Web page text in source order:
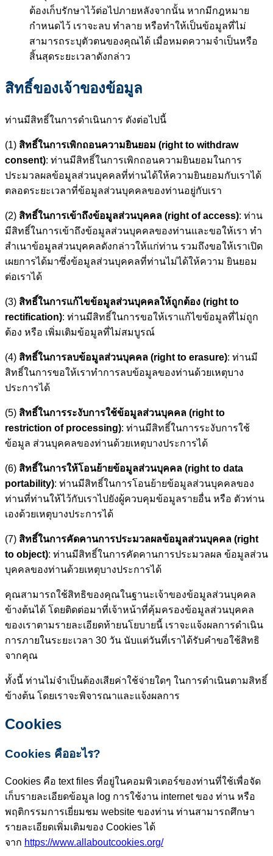
ต้องเก็บรักษาไว้ต่อไปภายหลังจากนั้น หากมีกฎหมาย
กำหนดไว้ เราจะลบ ทำลาย หรือทำให้เป็นข้อมูลที่ไม่
สามารถระบุตัวตนของคุณได้ เมื่อหมดความจำเป็นหรือ
สิ้นสุดระยะเวลาดังกล่าว
สิทธิ์ของเจ้าของข้อมูล
ท่านมีสิทธิ์ในการดำเนินการ ดังต่อไปนี้
(1) สิทธิ์ในการเพิกถอนความยินยอม (right to withdraw
consent): ท่านมีสิทธิ์ในการเพิกถอนความยินยอมในการ
ประมวลผลข้อมูลส่วนบุคคลที่ท่านได้ให้ความยินยอมกับเราได้
ตลอดระยะเวลาที่ข้อมูลส่วนบุคคลของท่านอยู่กับเรา
(2) สิทธิ์ในการเข้าถึงข้อมูลส่วนบุคคล (right of access): ท่าน
มีสิทธิ์ในการเข้าถึงข้อมูลส่วนบุคคลของท่านและขอให้เรา ทำ
สำเนาข้อมูลส่วนบุคคลดังกล่าวให้แก่ท่าน รวมถึงขอให้เราเปิด
เผยการได้มาซึ่งข้อมูลส่วนบุคคลที่ท่านไม่ได้ให้ความ ยินยอม
ต่อเราได้
(3) สิทธิ์ในการแก้ไขข้อมูลส่วนบุคคลให้ถูกต้อง (right to
rectification): ท่านมีสิทธิ์ในการขอให้เราแก้ไขข้อมูลที่ไม่ถูก
ต้อง หรือ เพิ่มเติมข้อมูลที่ไม่สมบูรณ์
(4) สิทธิ์ในการลบข้อมูลส่วนบุคคล (right to erasure): ท่านมี
สิทธิ์ในการขอให้เราทำการลบข้อมูลของท่านด้วยเหตุบาง
ประการได้
(5) สิทธิ์ในการระงับการใช้ข้อมูลส่วนบุคคล (right to
restriction of processing): ท่านมีสิทธิ์ในการระงับการใช้
ข้อมูล ส่วนบุคคลของท่านด้วยเหตุบางประการได้
(6) สิทธิ์ในการให้โอนย้ายข้อมูลส่วนบุคคล (right to data
portability): ท่านมีสิทธิ์ในการโอนย้ายข้อมูลส่วนบุคคลของ
ท่านที่ท่านให้ไว้กับเราไปยังผู้ควบคุมข้อมูลรายอื่น หรือ ตัวท่าน
เองด้วยเหตุบางประการได้
(7) สิทธิ์ในการคัดคานการประมวลผลข้อมูลส่วนบุคคล (right
to object): ท่านมีสิทธิ์ในการคัดคานการประมวลผล ข้อมูลส่วน
บุคคลของท่านด้วยเหตุบางประการได้
คุณสามารถใช้สิทธิของคุณในฐานะเจ้าของข้อมูลส่วนบุคคล
ข้างต้นได้ โดยติดต่อมาที่เจ้าหน้าที่คุ้มครองข้อมูลส่วนบุคคล
ของเราตามรายละเอียดท้ายนโยบายนี้ เราจะแจ้งผลการดำเนิน
การภายในระยะเวลา 30 วัน นับแต่วันที่เราได้รับคำขอใช้สิทธิ
จากคุณ
ทั้งนี้ ท่านไม่จำเป็นต้องเสียค่าใช้จ่ายใดๆ ในการดำเนินตามสิทธิ์
ข้างต้น โดยเราจะพิจารณาและแจ้งผลการ
Cookies
Cookies คืออะไร?
Cookies คือ text files ที่อยู่ในคอมพิวเตอร์ของท่านที่ใช้เพื่อจัด
เก็บรายละเอียดข้อมูล log การใช้งาน internet ของ ท่าน หรือ
พฤติกรรมการเยี่ยมชม website ของท่าน ท่านสามารถศึกษา
รายละเอียดเพิ่มเติมของ Cookies ได้
จาก https://www.allaboutcookies.org/